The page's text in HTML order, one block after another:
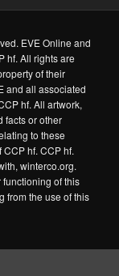
EVE Online and
hf. All rights are
of their
and all associated
hf. All artwork,
facts or other
to these
hf. CCP hf.
winterco.org.
of this
from the use of this